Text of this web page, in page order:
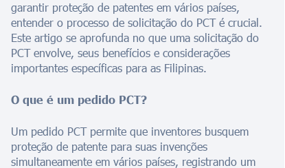
garantir proteção de patentes em vários países,
entender o processo de solicitação do PCT é crucial.
Este artigo se aprofunda no que uma solicitação do
PCT envolve, seus benefícios e considerações
importantes específicas para as Filipinas.
O que é um pedido PCT?
Um pedido PCT permite que inventores busquem
proteção de patente para suas invenções
simultaneamente em vários países, registrando um